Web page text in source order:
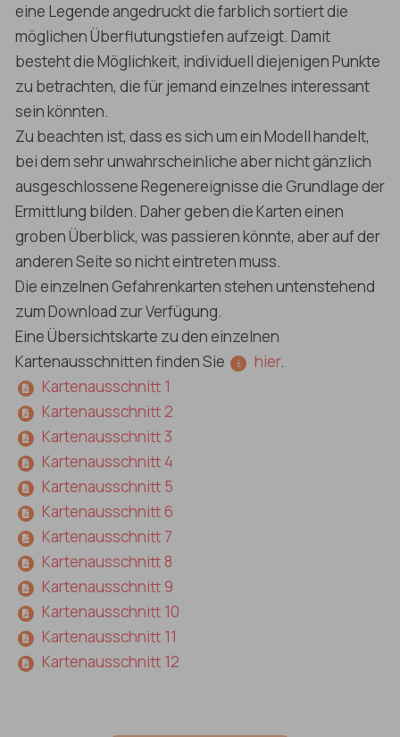
eine Legende angedruckt die farblich sortiert die
möglichen Überflutungstiefen aufzeigt. Damit
besteht die Möglichkeit, individuell diejenigen Punkte
zu betrachten, die für jemand einzelnes interessant
sein könnten.
Zu beachten ist, dass es sich um ein Modell handelt,
bei dem sehr unwahrscheinliche aber nicht gänzlich
ausgeschlossene Regenereignisse die Grundlage der
Ermittlung bilden. Daher geben die Karten einen
groben Überblick, was passieren könnte, aber auf der
anderen Seite so nicht eintreten muss.
Die einzelnen Gefahrenkarten stehen untenstehend
zum Download zur Verfügung.
Eine Übersichtskarte zu den einzelnen
Kartenausschnitten finden Sie
hier.
Kartenausschnitt 1
Kartenausschnitt 2
Kartenausschnitt 3
Kartenausschnitt 4
Kartenausschnitt 5
Kartenausschnitt 6
Kartenausschnitt 7
Kartenausschnitt 8
Kartenausschnitt 9
Kartenausschnitt 10
Kartenausschnitt 11
Kartenausschnitt 12